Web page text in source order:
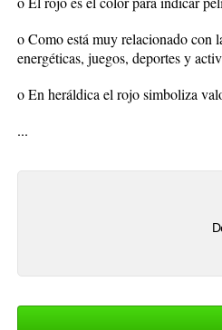
o Como está muy relacionado con
energéticas, juegos, deportes y
o En heráldica el rojo simboliza
...